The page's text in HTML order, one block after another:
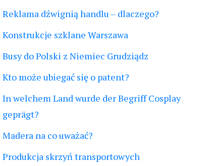
Reklama dźwignią handlu – dlaczego?
Konstrukcje szklane Warszawa
Busy do Polski z Niemiec Grudziądz
Kto może ubiegać się o patent?
In welchem Land wurde der Begriff Cosplay
geprägt?
Madera na co uważać?
Produkcja skrzyń transportowych